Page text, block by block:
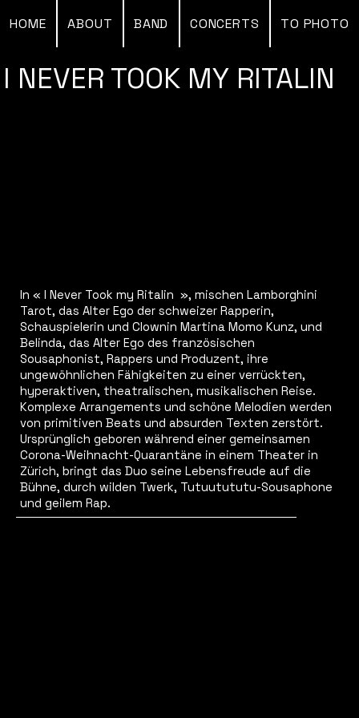
I NEVER TOOK MY RITALIN
In « I Never Took my Ritalin », mischen Lamborghini
Tarot, das Alter Ego der schweizer Rapperin,
Schauspielerin und Clownin Martina Momo Kunz, und
Belinda, das Alter Ego des französischen
Sousaphonist, Rappers und Produzent, ihre
ungewöhnlichen Fähigkeiten zu einer verrückten,
hyperaktiven, theatralischen, musikalischen Reise.
Komplexe Arrangements und schöne Melodien werden
von primitiven Beats und absurden Texten zerstört.
Ursprünglich geboren während einer gemeinsamen
Corona-Weihnacht-Quarantäne in einem Theater in
Zürich, bringt das Duo seine Lebensfreude auf die
Bühne, durch wilden Twerk, Tutuutututu-Sousaphone
und geilem Rap.
HOME ABOUT BAND CONCERTS TO PHOTO